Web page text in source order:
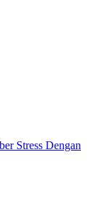
Stress Dengan